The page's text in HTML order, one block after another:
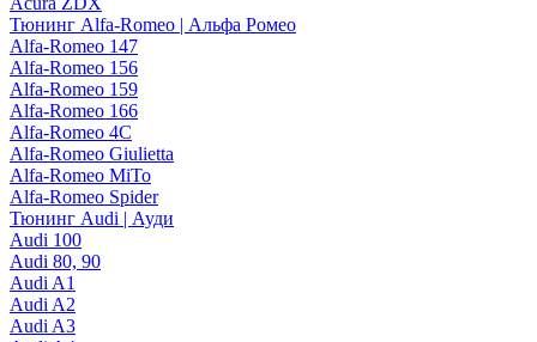
Тюнинг Alfa-Romeo | Альфа Ромео
Alfa-Romeo 147
Alfa-Romeo 156
Alfa-Romeo 159
Alfa-Romeo 166
Alfa-Romeo 4C
Alfa-Romeo Giulietta
Alfa-Romeo MiTo
Alfa-Romeo Spider
Тюнинг Audi | Ауди
Audi 100
Audi 80, 90
Audi A1
Audi A2
Audi A3